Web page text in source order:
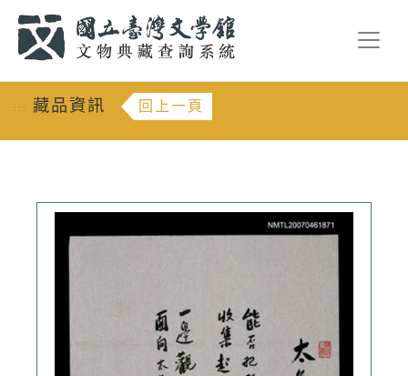
::: 藏品資訊 回上一頁